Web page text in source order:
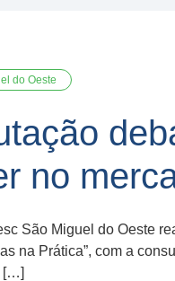
do Oeste
no
São Miguel do Oeste
na Prática”, com a
[…]